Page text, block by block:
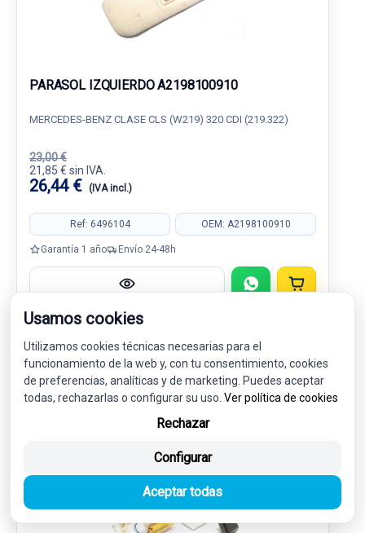
PARASOL IZQUIERDO A2198100910
MERCEDES-BENZ CLASE CLS (W219) 320 CDI (219.322)
23,00 €
21,85 € sin IVA.
26,44 € (IVA incl.)
Ref: 6496104 OEM: A2198100910
Garantía 1 año Envío 24-48h
MOTOR / ADMISION / ESCAPE 1
NOVEDAD
Usamos cookies
Utilizamos cookies técnicas necesarias para el
funcionamiento de la web y, con tu consentimiento, cookies
de preferencias, analíticas y de marketing. Puedes aceptar
todas, rechazarlas o configurar su uso. Ver política de cookies
Rechazar
Configurar
Aceptar todas